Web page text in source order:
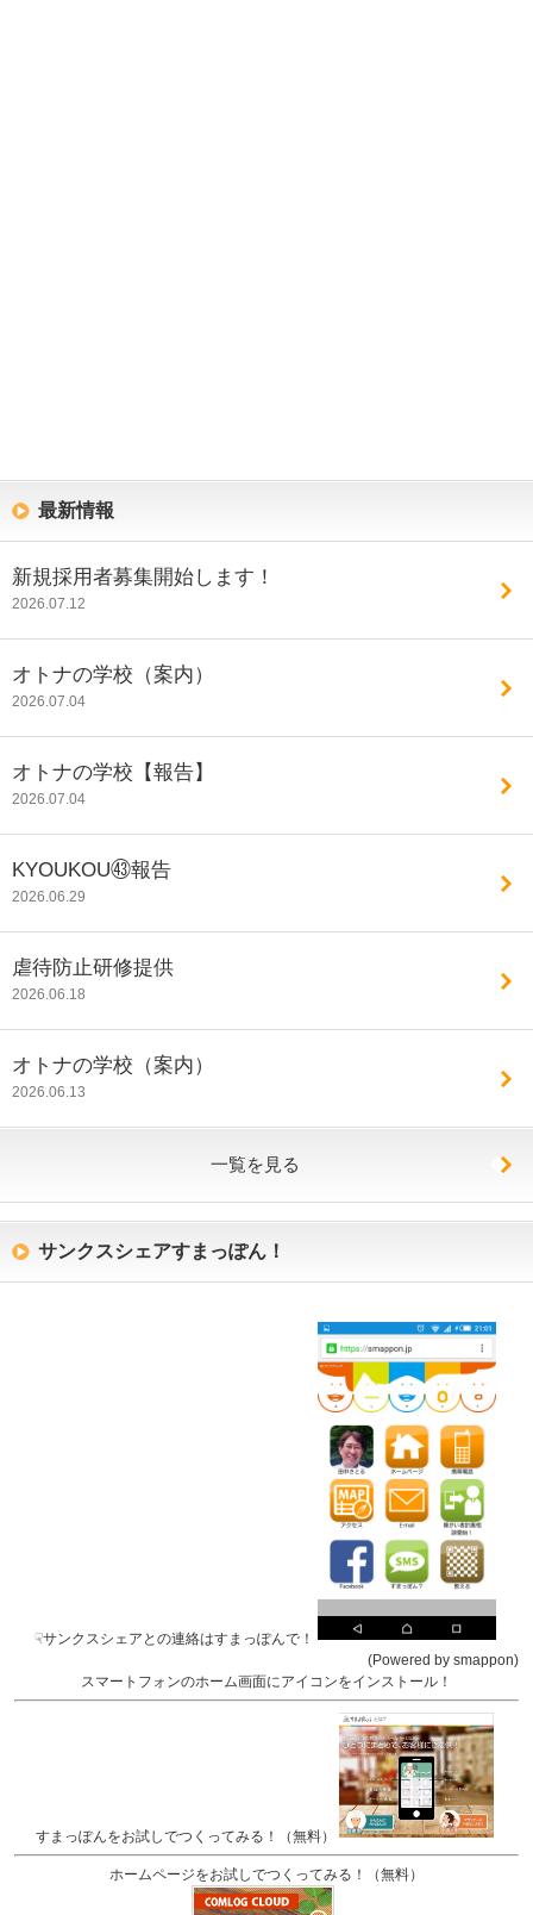
最新情報
新規採用者募集開始します！
2026.07.12
オトナの学校（案内）
2026.07.04
オトナの学校【報告】
2026.07.04
KYOUKOU㊸報告
2026.06.29
虐待防止研修提供
2026.06.18
オトナの学校（案内）
2026.06.13
一覧を見る
サンクスシェアすまっぽん！
☟サンクスシェアとの連絡はすまっぽんで！
(Powered by smappon)
スマートフォンのホーム画面にアイコンをインストール！
すまっぽんをお試しでつくってみる！（無料）
ホームページをお試しでつくってみる！（無料）